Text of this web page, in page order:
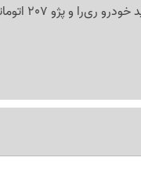
207 اتوماتیک را اعلام کرد.